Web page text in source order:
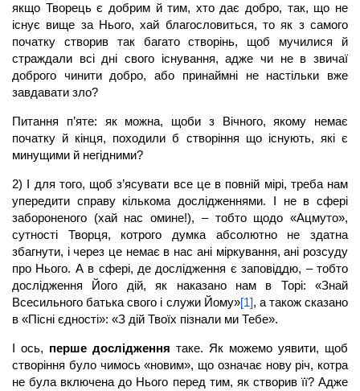
якщо Творець є добрим й тим, хто дає добро, так, що не
існує вище за Нього, хай благословиться, то як з самого
початку створив так багато створінь, щоб мучилися й
страждали всі дні свого існування, адже чи не в звичаї
доброго чинити добро, або принаймні не настільки вже
завдавати зло?
Питання п’яте: як можна, щоби з Вічного, якому немає
початку й кінця, походили б створіння що існують, які є
минущими й негідними?
2) І для того, щоб з’ясувати все це в повній мірі, треба нам
упередити справу кількома дослідженнями. І не в сфері
забороненого (хай нас омине!), – тобто щодо «Ацмуто»,
сутності Творця, котрого думка абсолютно не здатна
збагнути, і через це немає в нас ані міркування, ані розсуду
про Нього. А в сфері, де дослідження є заповіддю, – тобто
дослідження Його дій, як наказано нам в Торі: «Знай
Всесильного батька свого і служи Йому»[1], а також сказано
в «Пісні єдності»: «З дій Твоїх пізнали ми Тебе».
І ось, перше дослідження таке. Як можемо уявити, щоб
створіння було чимось «новим», що означає нову річ, котра
не була включена до Нього перед тим, як створив її? Адже